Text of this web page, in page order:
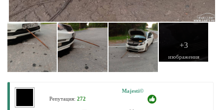
+3
изображения
Majesti©
Репутация:272